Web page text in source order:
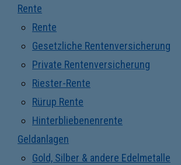
Rente
Rente
Gesetzliche Rentenversicherung
Private Rentenversicherung
Riester-Rente
Rürup Rente
Hinterbliebenenrente
Geldanlagen
Gold, Silber & andere Edelmetalle